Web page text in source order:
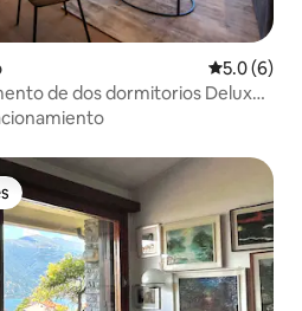
5.0 (6)
de dos dormitorios Deluxe -